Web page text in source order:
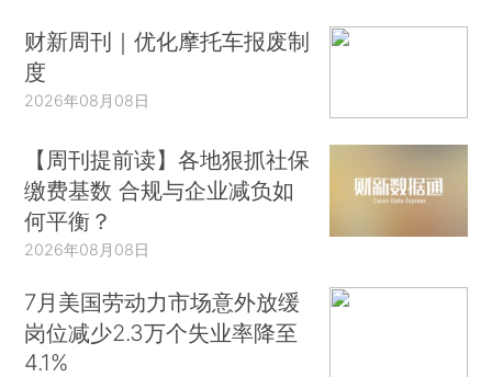
财新周刊｜优化摩托车报废制
度
2026年08月08日
【周刊提前读】各地狠抓社保
缴费基数 合规与企业减负如
何平衡？
2026年08月08日
7月美国劳动力市场意外放缓
岗位减少2.3万个失业率降至
4.1%